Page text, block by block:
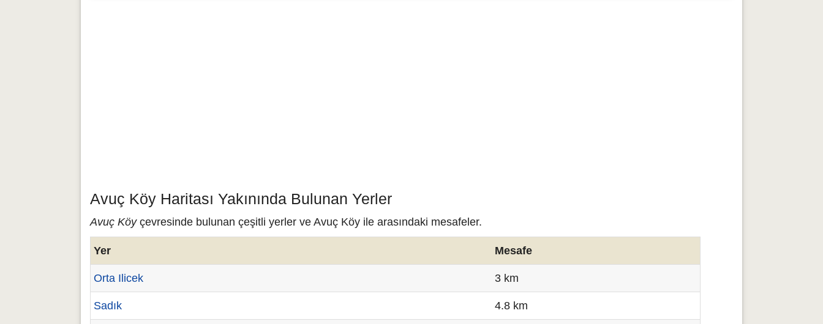
Avuç Köy Haritası Yakınında Bulunan Yerler
Avuç Köyçevresinde bulunan çeşitli yerler ve Avuç Köy ile arasındaki mesafeler.
Yer Mesafe
Orta Ilicek 3 km
Sadık 4.8 km